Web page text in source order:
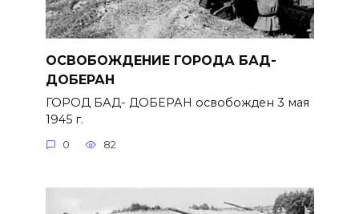
ОСВОБОЖДЕНИЕ ГОРОДА БАД-
ДОБЕРАН
ГОРОД БАД- ДОБЕРАН освобожден 3 мая
1945 г.
0 82